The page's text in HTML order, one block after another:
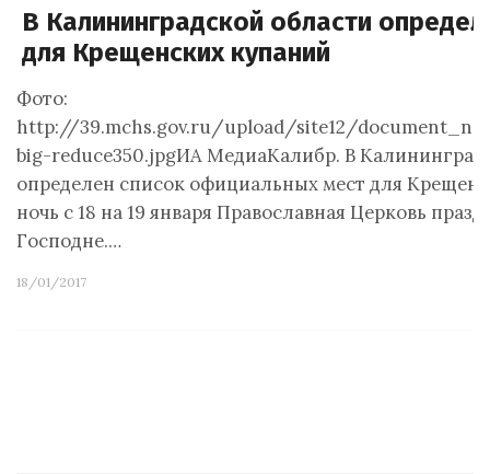
В Калининградской области
для Крещенских купаний
Фото:
http://39.mchs.gov.ru/upload/site12/
big-reduce350.jpgИА МедиаКалибр. В
определен список официальных мест для
ночь с 18 на 19 января Православная Церковь
Господне.…
18/01/2017